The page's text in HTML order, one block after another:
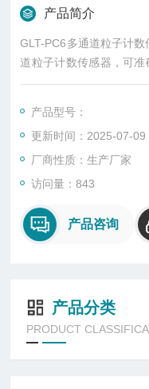
产品简介
GLT-PC6多通道粒子计
道粒子计数传感器，可准
μm、5μm、10μm 行业
参与，实现无人化智能
时段的连续实时监测，降
产品型号：
更新时间：2025-07-09
厂商性质：生产厂家
访问量：843
产品咨询
产品分类
PRODUCT